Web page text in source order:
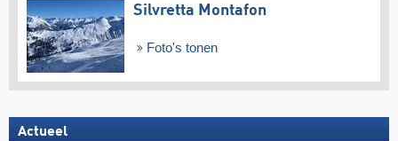
Silvretta Montafon
Foto's tonen
Actueel